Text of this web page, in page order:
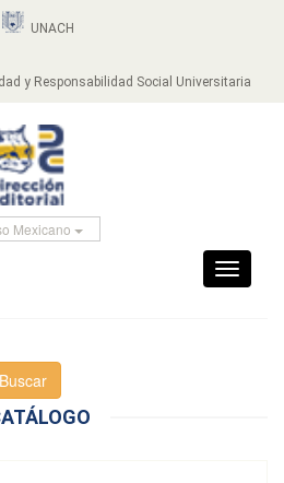
UNACH
y Responsabilidad Social Universitaria
Mexicano
Toggle
Buscar